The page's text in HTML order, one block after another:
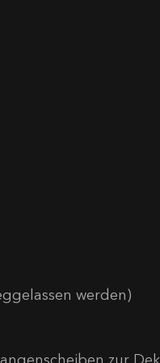
werden)